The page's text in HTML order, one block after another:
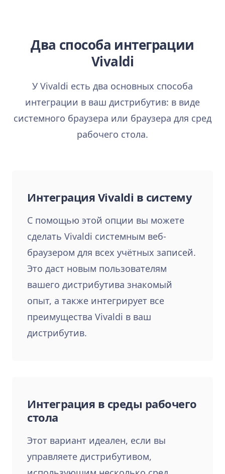
Два способа интеграции
Vivaldi
У Vivaldi есть два основных способа
интеграции в ваш дистрибутив: в виде
системного браузера или браузера для сред
рабочего стола.
Интеграция Vivaldi в систему
С помощью этой опции вы можете
сделать Vivaldi системным веб-
браузером для всех учётных записей.
Это даст новым пользователям
вашего дистрибутива знакомый
опыт, а также интегрирует все
преимущества Vivaldi в ваш
дистрибутив.
Интеграция в среды рабочего
стола
Этот вариант идеален, если вы
управляете дистрибутивом,